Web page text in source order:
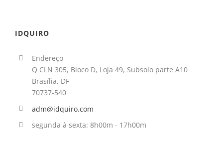
IDQUIRO
Endereço
Q CLN 305, Bloco D, Loja 49, Subsolo parte A10
Brasília, DF
70737-540
adm@idquiro.com
segunda à sexta: 8h00m - 17h00m